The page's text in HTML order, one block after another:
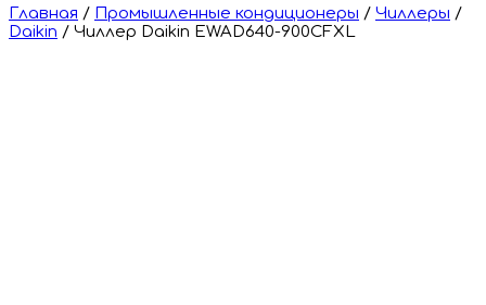
Главная / Промышленные кондиционеры / Чиллеры /
Daikin / Чиллер Daikin EWAD640-900CFXL